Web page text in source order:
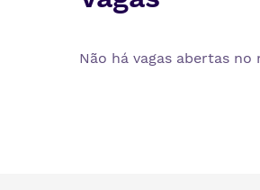
Não há vagas abertas no